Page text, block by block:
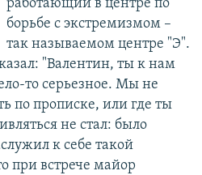
работающий в центре по
борьбе с экстремизмом –
так называемом центре "Э".
"Валентин, ты к нам
то серьезное. Мы не
по прописке, или где ты
не стал: было
к себе такой
при встрече майор